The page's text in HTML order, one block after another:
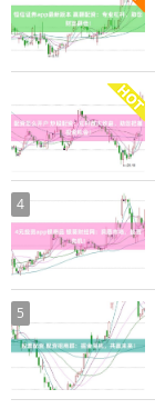
4
5